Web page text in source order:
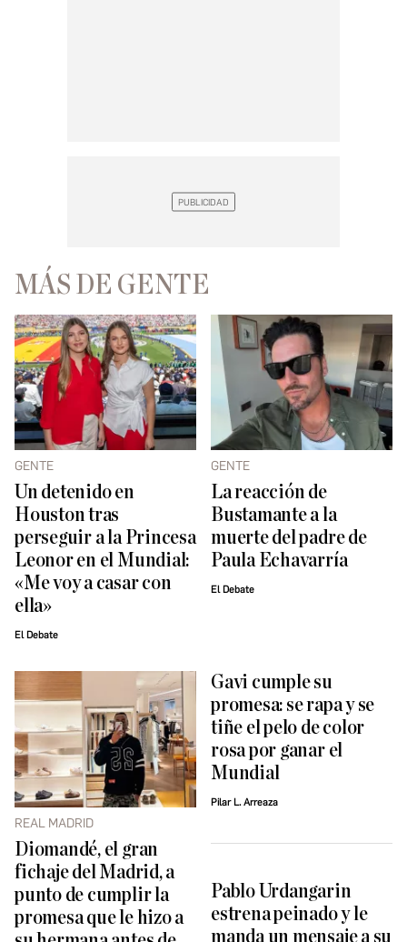
MÁS DE GENTE
GENTE
Un detenido en
Houston tras
perseguir a la Princesa
Leonor en el Mundial:
«Me voy a casar con
ella»
El Debate
GENTE
La reacción de
Bustamante a la
muerte del padre de
Paula Echavarría
El Debate
REAL MADRID
Diomandé, el gran
fichaje del Madrid, a
punto de cumplir la
promesa que le hizo a
Gavi cumple su
promesa: se rapa y se
tiñe el pelo de color
rosa por ganar el
Mundial
Pilar L. Arreaza
Pablo Urdangarin
estrena peinado y le
manda un mensaje a su